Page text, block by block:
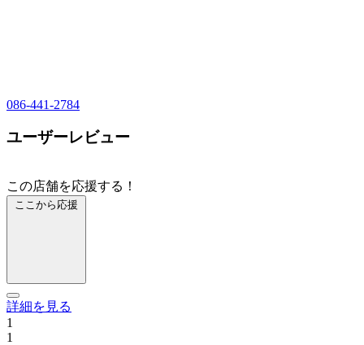
086-441-2784
ユーザーレビュー
この店舗を応援する！
ここから応援
詳細を見る
1
1